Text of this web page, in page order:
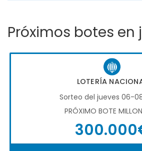
Próximos botes en
LOTERÍA
Sorteo del jueves 06-
PRÓXIMO BOTE